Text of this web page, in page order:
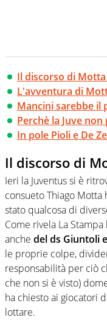
Il discorso di
L'avventura di
Mancini sarebbe il
Perchè la Juve
In pole Pioli e De
Il discorso di
Ieri la Juventus si è
consueto Thiago Motta
stato qualcosa di
Come rivela La
anche del ds Giuntoli
le proprie colpe,
responsabilità per ciò
che non si è visto)
ha chiesto ai giocatori
lottare.